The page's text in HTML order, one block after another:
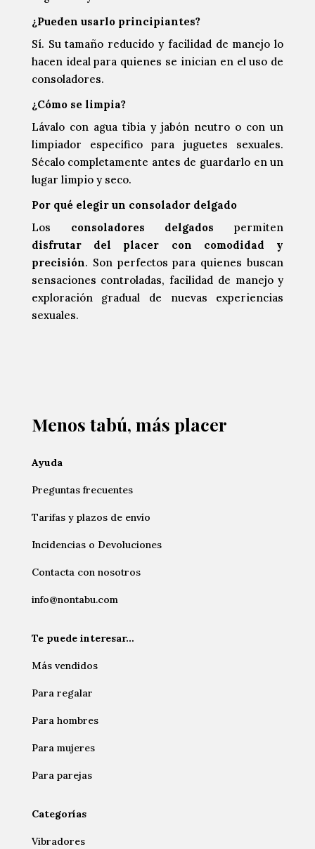
¿Pueden usarlo principiantes?
Sí. Su tamaño reducido y facilidad de manejo lo
hacen ideal para quienes se inician en el uso de
consoladores.
¿Cómo se limpia?
Lávalo con agua tibia y jabón neutro o con un
limpiador específico para juguetes sexuales.
Sécalo completamente antes de guardarlo en un
lugar limpio y seco.
Por qué elegir un consolador delgado
Los consoladores delgados permiten
disfrutar del placer con comodidad y
precisión. Son perfectos para quienes buscan
sensaciones controladas, facilidad de manejo y
exploración gradual de nuevas experiencias
sexuales.
Menos tabú, más placer
Ayuda
Preguntas frecuentes
Tarifas y plazos de envío
Incidencias o Devoluciones
Contacta con nosotros
info@nontabu.com
Te puede interesar…
Más vendidos
Para regalar
Para hombres
Para mujeres
Para parejas
Categorías
Vibradores